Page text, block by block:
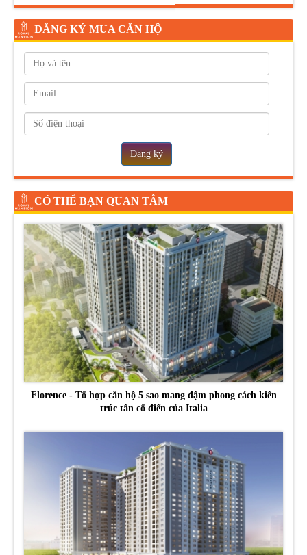
ĐĂNG KÝ MUA CĂN HỘ
Đăng ký
CÓ THỂ BẠN QUAN TÂM
Florence - Tổ hợp căn hộ 5 sao mang đậm phong cách kiến
trúc tân cổ điển của Italia